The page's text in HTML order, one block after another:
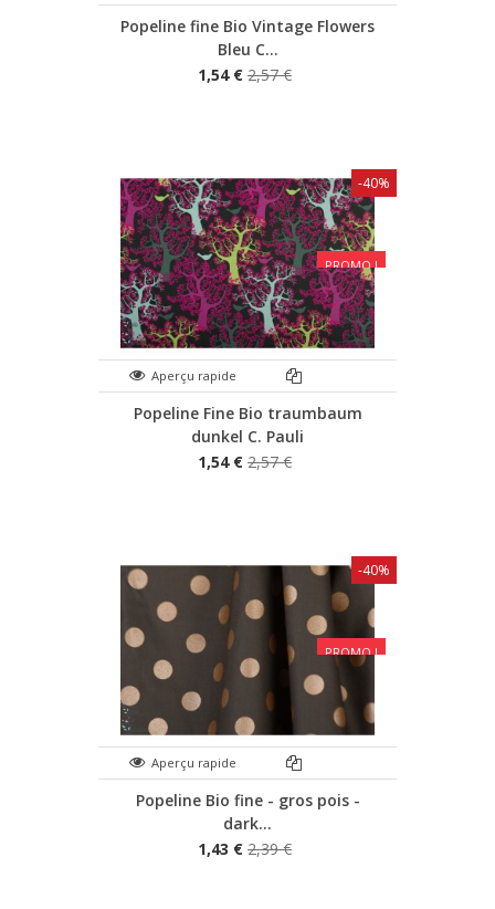
Popeline fine Bio Vintage Flowers
Bleu C...
1,54 € 2,57 €
PROMO !
Aperçu rapide
Popeline Fine Bio traumbaum
dunkel C. Pauli
1,54 € 2,57 €
-40%
PROMO !
Aperçu rapide
Popeline Bio fine - gros pois -
dark...
1,43 € 2,39 €
-40%